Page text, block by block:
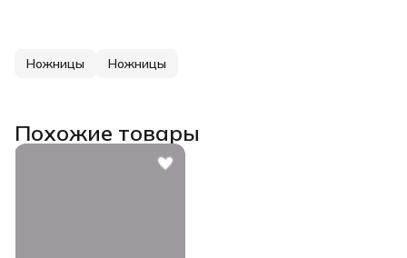
Ножницы Ножницы
Похожие товары